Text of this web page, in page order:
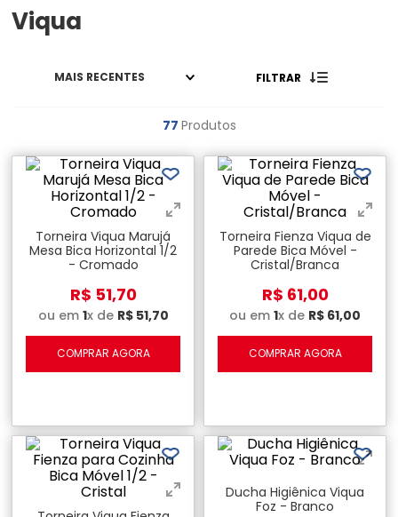
Viqua
MAIS RECENTES FILTRAR
77 Produtos
Torneira Viqua Marujá
Mesa Bica Horizontal 1/2
- Cromado
R$ 51,70
ou em 1x de R$ 51,70
COMPRAR AGORA
Torneira Fienza Viqua de
Parede Bica Móvel -
Cristal/Branca
R$ 61,00
ou em 1x de R$ 61,00
COMPRAR AGORA
Ducha Higiênica Viqua
Foz - Branco